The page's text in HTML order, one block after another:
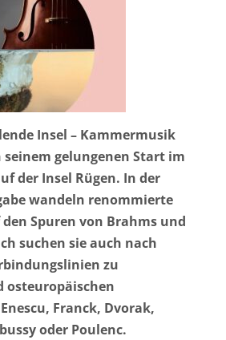
Insel – Kammermusik
seinem gelungenen Start im
der Insel Rügen. In der
wandeln renommierte
Spuren von Brahms und
suchen sie auch nach
zu
osteuropäischen
Franck, Dvorak,
oder Poulenc.